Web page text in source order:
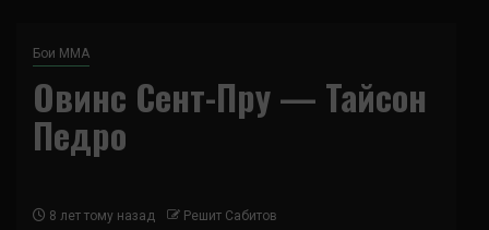
Бои ММА
Овинс Сент-Пру — Тайсон
Педро
8 лет тому назад Решит Сабитов